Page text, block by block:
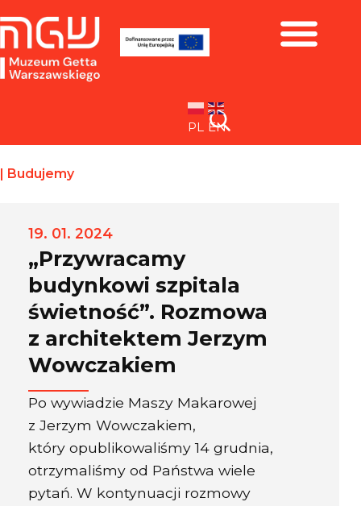
PL EN
| Budujemy
19. 01. 2024
„Przywracamy
budynkowi szpitala
świetność”. Rozmowa
z architektem Jerzym
Wowczakiem
Po wywiadzie Maszy Makarowej
z Jerzym Wowczakiem,
który opublikowaliśmy 14 grudnia,
otrzymaliśmy od Państwa wiele
pytań. W kontynuacji rozmowy